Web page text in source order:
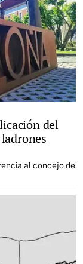
del
al concejo de